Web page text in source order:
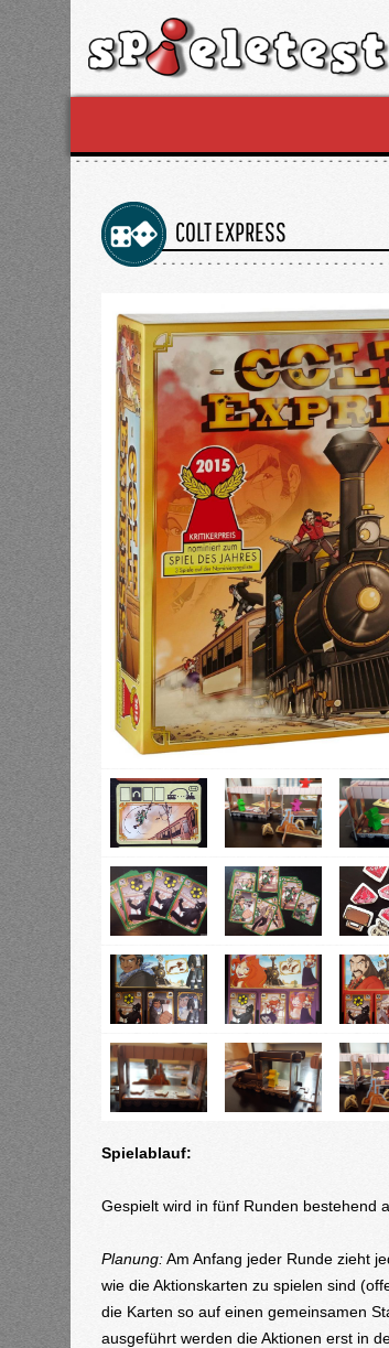
COLT EXPRESS
Spielablauf:
Gespielt wird in fünf Runden bestehend
Planung:Am Anfang jeder Runde zieht
wie die Aktionskarten zu spielen sind
die Karten so auf einen gemeinsamen
ausgeführt werden die Aktionen erst in